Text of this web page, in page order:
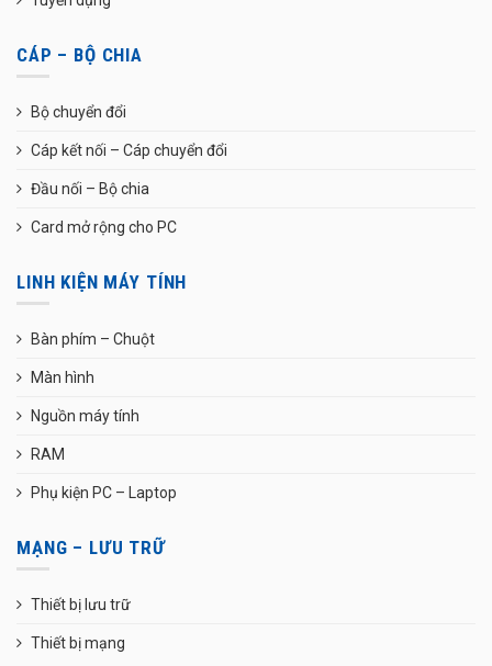
CÁP – BỘ CHIA
Bộ chuyển đổi
Cáp kết nối – Cáp chuyển đổi
Đầu nối – Bộ chia
Card mở rộng cho PC
LINH KIỆN MÁY TÍNH
Bàn phím – Chuột
Màn hình
Nguồn máy tính
RAM
Phụ kiện PC – Laptop
MẠNG – LƯU TRỮ
Thiết bị lưu trữ
Thiết bị mạng